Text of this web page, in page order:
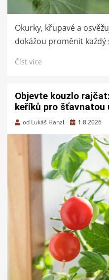
Okurky, křupavé a
dokážou proměnit každý
Číst více
Objevte kouzlo
keříků pro šťavnatou
od Lukáš Hanzl
Zveřejněno
1.8.2026